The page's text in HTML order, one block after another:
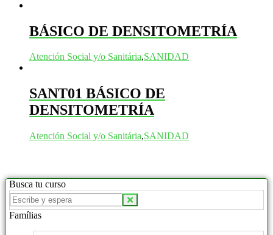
BÁSICO DE DENSITOMETRÍA
Atención Social y/o Sanitária,SANIDAD
SANT01 BÁSICO DE
DENSITOMETRÍA
Atención Social y/o Sanitária,SANIDAD
Busca tu curso
Buscar
productos:
Famílias